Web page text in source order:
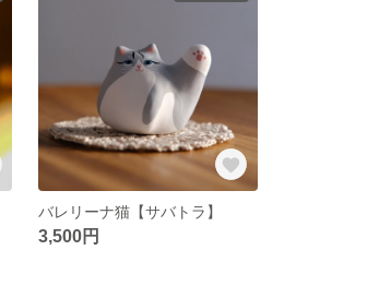
バレリーナ猫【サバトラ】
3,500円